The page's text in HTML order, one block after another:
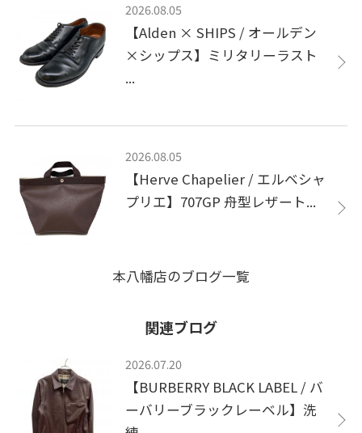
2026.08.05
【Alden × SHIPS / オールデン
×シップス】ミリタリーラスト
...
2026.08.05
【Herve Chapelier / エルベシャ
プリエ】707GP 舟型レザート...
本八幡店のブログ一覧
関連ブログ
2026.07.20
【BURBERRY BLACK LABEL / バ
ーバリーブラックレーベル】洗